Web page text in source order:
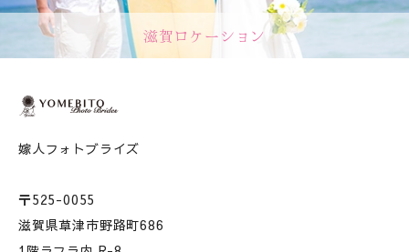
滋賀ロケーション
嫁人フォトブライズ
〒525-0055
滋賀県草津市野路町686